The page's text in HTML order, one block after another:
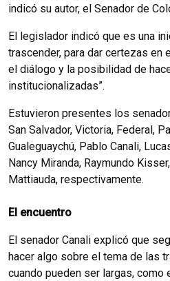
indicó su autor, el Senador de
El legislador indicó que es una
trascender, para dar certezas en
el diálogo y la posibilidad de
institucionalizadas”.
Estuvieron presentes los
San Salvador, Victoria, Federal,
Gualeguaychú, Pablo Canali,
Nancy Miranda, Raymundo
Mattiauda, respectivamente.
El encuentro
El senador Canali explicó que
hacer algo sobre el tema de las
cuando pueden ser largas,